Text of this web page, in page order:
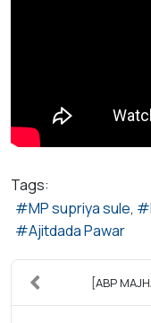
Tags:
MP supriya sule
Ajitdada Pawar
[ABP